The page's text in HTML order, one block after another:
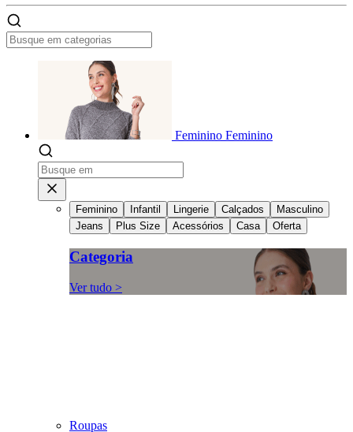
Feminino Feminino
Feminino Infantil Lingerie Calçados
Masculino
Jeans
Plus Size Acessórios Casa Oferta
Categoria
Ver tudo >
Roupas